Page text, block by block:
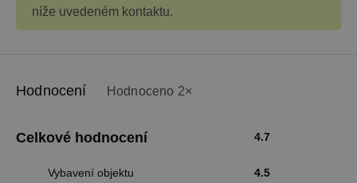
níže uvedeném kontaktu.
Hodnocení Hodnoceno 2×
Celkové hodnocení 4.7
Vybavení objektu 4.5